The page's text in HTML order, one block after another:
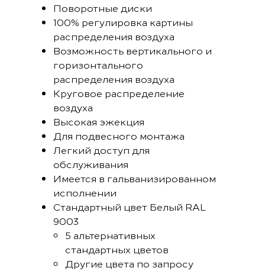
Поворотные диски
100% регулировка картины
распределения воздуха
Возможность вертикального и
горизонтального
распределения воздуха
Круговое распределение
воздуха
Высокая эжекция
Для подвесного монтажа
Легкий доступ для
обслуживания
Имеется в гальванизированном
исполнении
Стандартный цвет Белый RAL
9003
5 альтернативных
стандартных цветов
Другие цвета по запросу